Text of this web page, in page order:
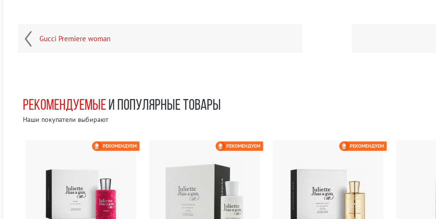
Gucci Premiere woman
РЕКОМЕНДУЕМЫЕИ ПОПУЛЯРНЫЕ ТОВАРЫ
Наши покупатели выбирают
РЕКОМЕНДУЕМ РЕКОМЕНДУЕМ РЕКОМЕНДУЕМ